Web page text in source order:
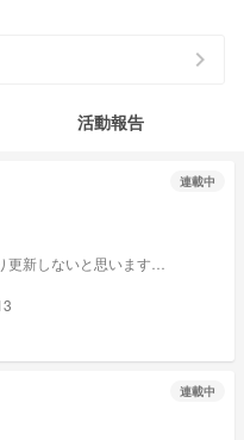
す…
い
chevron_right
活動報告
連載中
新しないと思います…
連載中